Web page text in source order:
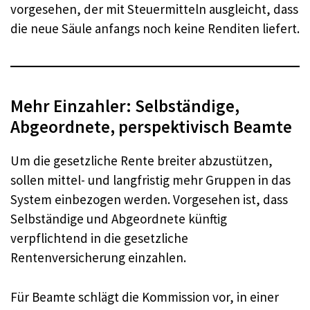
vorgesehen, der mit Steuermitteln ausgleicht, dass
die neue Säule anfangs noch keine Renditen liefert.
Mehr Einzahler: Selbständige,
Abgeordnete, perspektivisch Beamte
Um die gesetzliche Rente breiter abzustützen,
sollen mittel- und langfristig mehr Gruppen in das
System einbezogen werden. Vorgesehen ist, dass
Selbständige und Abgeordnete künftig
verpflichtend in die gesetzliche
Rentenversicherung einzahlen.
Für Beamte schlägt die Kommission vor, in einer